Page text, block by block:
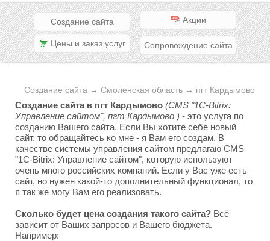
Создание сайта Акции
Цены и заказ услуг Сопровождение сайта
Создание сайта → Смоленская область → пгт Кардымово
Создание сайта в пгт Кардымово (CMS "1C-Bitrix:
Управление сайтом", пгт Кардымово ) - это услуга по
созданию Вашего сайта. Если Вы хотите себе новый
сайт, то обращайтесь ко мне - я Вам его создам. В
качестве системы управления сайтом предлагаю CMS
"1C-Bitrix: Управление сайтом", которую используют
очень много российских компаний. Если у Вас уже есть
сайт, но нужен какой-то дополнительный функционал, то
я так же могу Вам его реализовать.
Сколько будет цена создания такого сайта? Всё
зависит от Ваших запросов и Вашего бюджета.
Например: